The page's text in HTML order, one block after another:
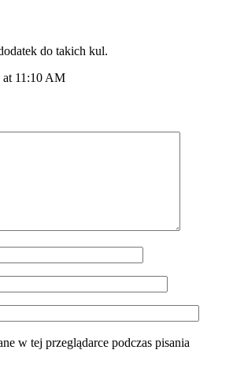
do takich kul.
at 11:10 AM
w tej przeglądarce podczas pisania